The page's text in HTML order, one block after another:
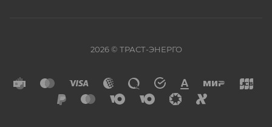
2026 © ТРАСТ-ЭНЕРГО